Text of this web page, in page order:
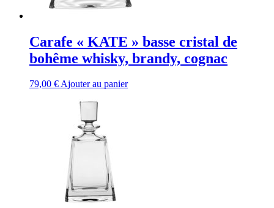
Carafe « KATE » basse cristal de
bohême whisky, brandy, cognac
79,00 €Ajouter au panier